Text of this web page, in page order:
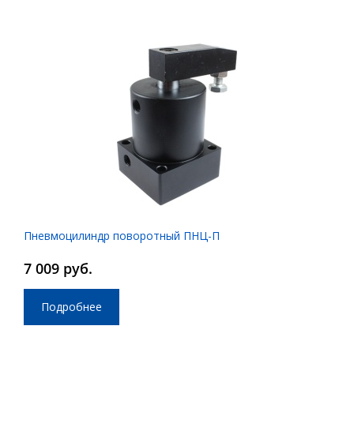
Пневмоцилиндр поворотный ПНЦ-П
7 009 руб.
Подробнее